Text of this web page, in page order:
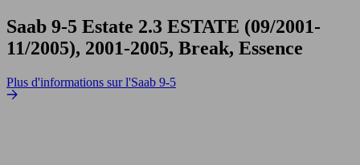
Saab 9-5 Estate 2.3 ESTATE (09/2001-
11/2005), 2001-2005, Break, Essence
Plus d'informations sur l'Saab 9-5